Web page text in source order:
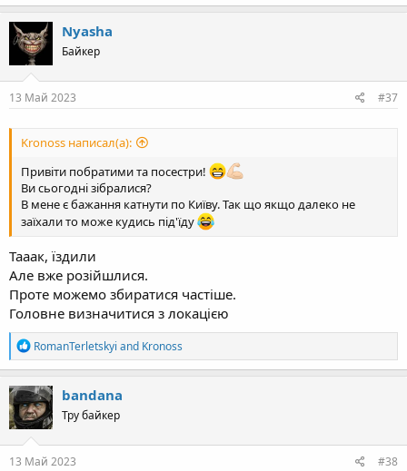
Nyasha
Байкер
13 Май 2023 #37
Kronoss написал(а):
Привіти побратими та посестри!
Ви сьогодні зібралися?
В мене є бажання катнути по Київу. Так що якщо далеко не
заїхали то може кудись під'їду
Тааак, їздили
Але вже розійшлися.
Проте можемо збиратися частіше.
Головне визначитися з локацією
R
e
a
c
t
i
o
n
s
RomanTerletskyi and Kronoss
bandana
Тру байкер
13 Май 2023 #38